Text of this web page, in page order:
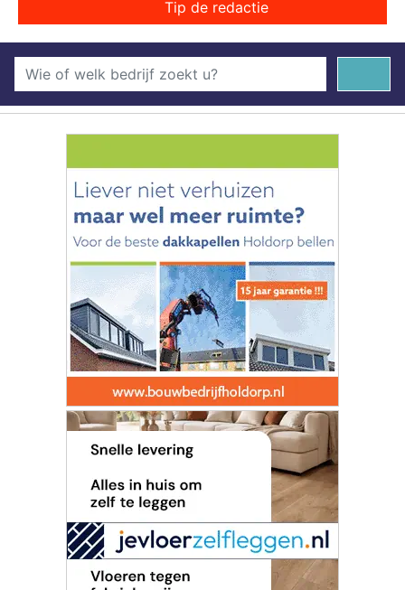
Tip de redactie